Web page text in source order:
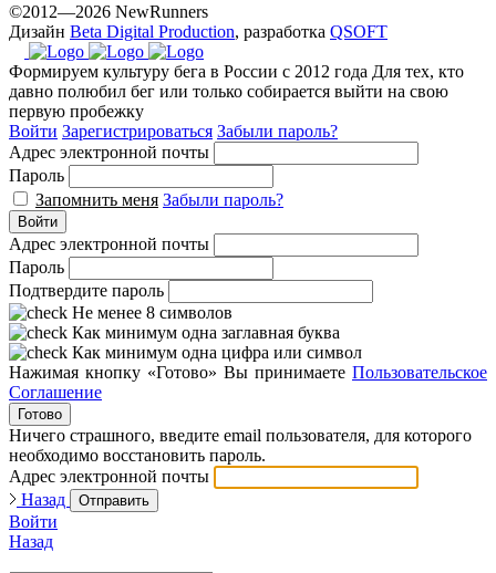
©2012—2026 NewRunners
Дизайн Beta Digital Production, разработка QSOFT
Формируем культуру бега в России с 2012 года Для тех, кто
давно полюбил бег или только собирается выйти на свою
первую пробежку
Войти Зарегистрироваться Забыли пароль?
Адрес электронной почты
Пароль
Запомнить меня Забыли пароль?
Войти
Адрес электронной почты
Пароль
Подтвердите пароль
Не менее 8 символов
Как минимум одна заглавная буква
Как минимум одна цифра или символ
Нажимая кнопку «Готово» Вы принимаете Пользовательское
Соглашение
Готово
Ничего страшного, введите email пользователя, для которого
необходимо восстановить пароль.
Адрес электронной почты
Назад
Отправить
Войти
Назад